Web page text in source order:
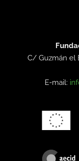
C/ Guzmán el
E-mail: